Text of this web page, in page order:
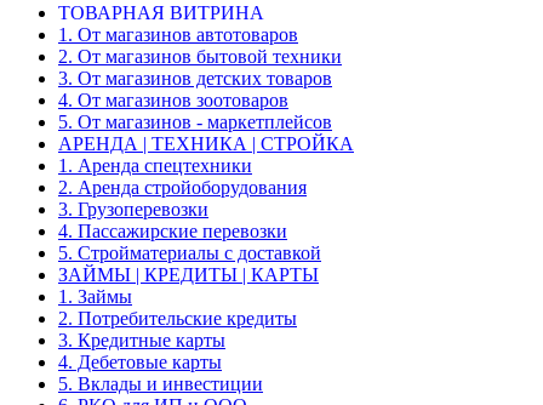
ТОВАРНАЯ ВИТРИНА
1. От магазинов автотоваров
2. От магазинов бытовой техники
3. От магазинов детских товаров
4. От магазинов зоотоваров
5. От магазинов - маркетплейсов
АРЕНДА | ТЕХНИКА | СТРОЙКА
1. Аренда спецтехники
2. Аренда стройоборудования
3. Грузоперевозки
4. Пассажирские перевозки
5. Стройматериалы с доставкой
ЗАЙМЫ | КРЕДИТЫ | КАРТЫ
1. Займы
2. Потребительские кредиты
3. Кредитные карты
4. Дебетовые карты
5. Вклады и инвестиции